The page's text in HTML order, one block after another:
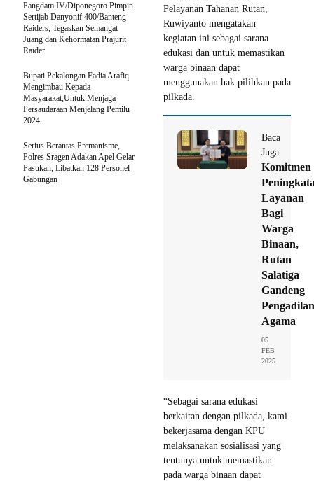
Pelayanan Tahanan Rutan,
Ruwiyanto mengatakan
kegiatan ini sebagai sarana
edukasi dan untuk memastikan
warga binaan dapat
menggunakan hak pilihkan pada
pilkada.
Baca
Juga
Komitmen
Layanan
Bagi
Warga
Binaan,
Rutan
Salatiga
Gandeng
Pengadilan
Agama
05
FEB
2025
“Sebagai sarana edukasi
berkaitan dengan pilkada, kami
bekerjasama dengan KPU
melaksanakan sosialisasi yang
tentunya untuk memastikan
pada warga binaan dapat
Pangdam IV/Diponegoro Pimpin
Sertijab Danyonif 400/Banteng
Raiders, Tegaskan Semangat
Juang dan Kehormatan Prajurit
Raider
Bupati Pekalongan Fadia Arafiq
Mengimbau Kepada
Masyarakat,Untuk Menjaga
Persaudaraan Menjelang Pemilu
2024
Serius Berantas Premanisme,
Polres Sragen Adakan Apel Gelar
Pasukan, Libatkan 128 Personel
Gabungan